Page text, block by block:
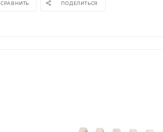
СРАВНИТЬ ПОДЕЛИТЬСЯ